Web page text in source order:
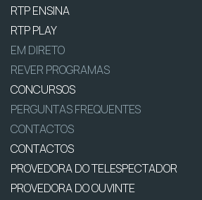
RTP ENSINA
RTP PLAY
EM DIRETO
REVER PROGRAMAS
CONCURSOS
PERGUNTAS FREQUENTES
CONTACTOS
CONTACTOS
PROVEDORA DO TELESPECTADOR
PROVEDORA DO OUVINTE